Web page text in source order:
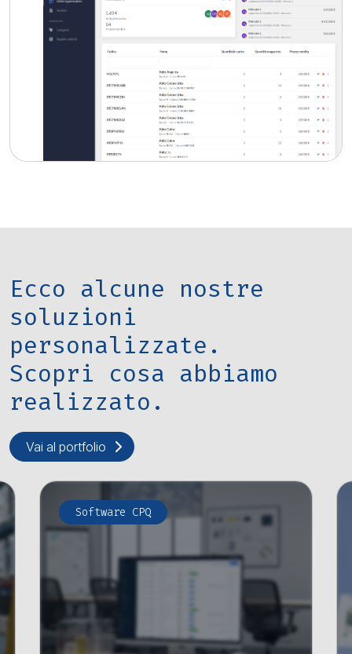
Ecco alcune nostre
soluzioni
personalizzate.
Scopri cosa abbiamo
realizzato.
Vai al portfolio
Software CPQ